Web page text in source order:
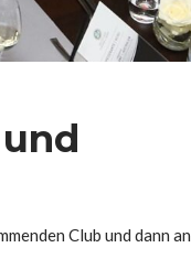
Club und dann an